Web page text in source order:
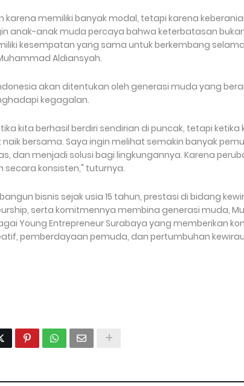
karena memiliki banyak modal, tetapi karena
anak-anak muda percaya bahwa keterbatasan
kesempatan yang sama untuk berkembang
Aldiansyah.
akan ditentukan oleh generasi muda yang
kegagalan.
kita berhasil berdiri sendirian di puncak, tetapi
bersama. Saya ingin melihat semakin banyak
dan menjadi solusi bagi lingkungannya. Karena
secara konsisten," tuturnya.
bisnis sejak usia 15 tahun, prestasi di bidang
serta komitmennya membina generasi muda,
Young Entrepreneur Surabaya yang memberikan
pemberdayaan pemuda, dan pertumbuhan